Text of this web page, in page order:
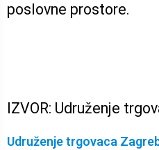
poslovne prostore.
IZVOR: Udruženje
Udruženje trgovaca